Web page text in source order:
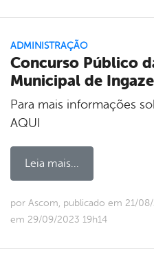
ADMINISTRAÇÃO
Concurso Público
Municipal de
Para mais informações
AQUI
Leia mais...
por Ascom, publicado em 21/
em 29/09/2023 19h14